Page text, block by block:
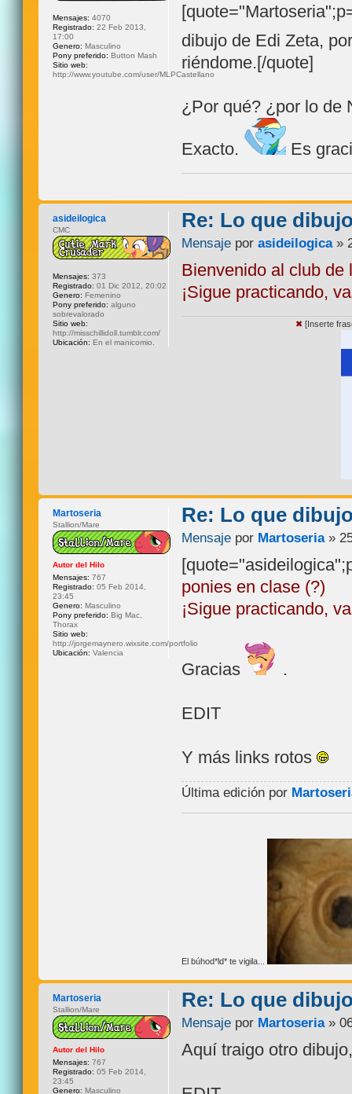
dibujo de Edi Zeta,
riéndome.[/quote]
¿Por qué? ¿por lo de
Exacto. Es
Mensajes: 4070
Registrado: 22 Feb 2013,
17:00
Genero: Masculino
Pony preferido: Button Mash
Sitio web:
http://www.youtube.com/user/MLPCastellano
Re: Lo que
Mensaje porasideilogica»
Bienvenido al club de
¡Sigue practicando,
✖ [Inserte
asideilogica
CMC
Mensajes: 373
Registrado: 01 Dic 2012, 20:02
Genero: Femenino
Pony preferido: alguno
sobrevalorado
Sitio web:
http://misschillidoll.tumblr.com/
Ubicación: En el manicomio.
Re: Lo que
Mensaje por Martoseria»
ponies en clase (?)
¡Sigue practicando,
Gracias .
EDIT
Y más links rotos
Última edición por
El búhod*ld* te vigila...
Martoseria
Stallion/Mare
Autor del Hilo
Mensajes: 767
Registrado: 05 Feb 2014,
23:45
Genero: Masculino
Pony preferido: Big Mac,
Thorax
Sitio web:
http://jorgemaynero.wixsite.com/portfolio
Ubicación: Valencia
Re: Lo que
Mensaje por Martoseria»
Aquí traigo otro
Martoseria
Stallion/Mare
Autor del Hilo
Mensajes: 767
Registrado: 05 Feb 2014,
23:45
Genero: Masculino